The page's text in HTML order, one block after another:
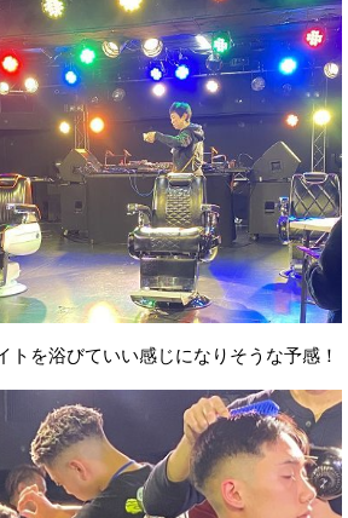
トを浴びていい感じになりそうな予感！